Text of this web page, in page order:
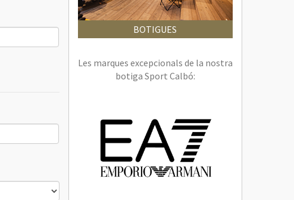
BOTIGUES
Les marques excepcionals de la nostra
botiga Sport Calbó: